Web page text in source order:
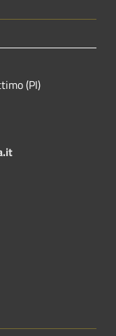
(PI)